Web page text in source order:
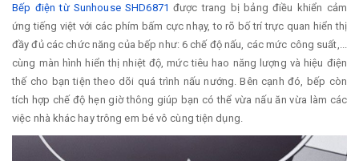
Bếp điện từ Sunhouse SHD6871 được trang bị bảng điều khiển cảm
ứng tiếng việt với các phím bấm cực nhạy, to rõ bố trí trực quan hiển thị
đầy đủ các chức năng của bếp như: 6 chế độ nấu, các mức công suất,...
cùng màn hình hiển thị nhiệt độ, mức tiêu hao năng lượng và hiệu điện
thế cho bạn tiện theo dõi quá trình nấu nướng. Bên cạnh đó, bếp còn
tích hợp chế độ hẹn giờ thông giúp bạn có thể vừa nấu ăn vừa làm các
việc nhà khác hay trông em bé vô cùng tiện dụng.